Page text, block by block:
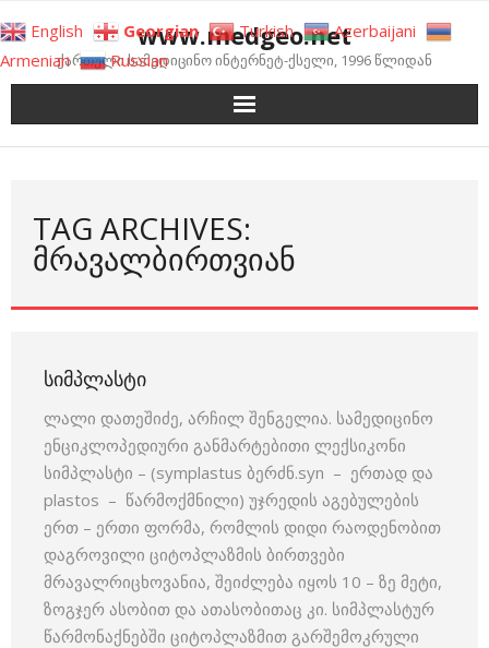
to
content
www.medgeo.net
ქართული სამედიცინო ინტერნეტ-ქსელი, 1996 წლიდან
TAG ARCHIVES:
ᲛᲠᲐᲕᲐᲚᲑᲘᲠᲗᲕᲘᲐᲜ
ᲡᲘᲛᲞᲚᲐᲡᲢᲘ
ლალი დათეშიძე, არჩილ შენგელია. სამედიცინო
ენციკლოპედიური განმარტებითი ლექსიკონი
სიმპლასტი – (symplastus ბერძნ.syn – ერთად და
plastos – წარმოქმნილი) უჯრედის აგებულების
ერთ – ერთი ფორმა, რომლის დიდი რაოდენობით
დაგროვილი ციტოპლაზმის ბირთვები
მრავალრიცხოვანია, შეიძლება იყოს 10 – ზე მეტი,
ზოგჯერ ასობით და ათასობითაც კი. სიმპლასტურ
წარმონაქნებში ციტოპლაზმით გარშემოკრული
English Georgian Turkish
Azerbaijani
Armenian
Russian